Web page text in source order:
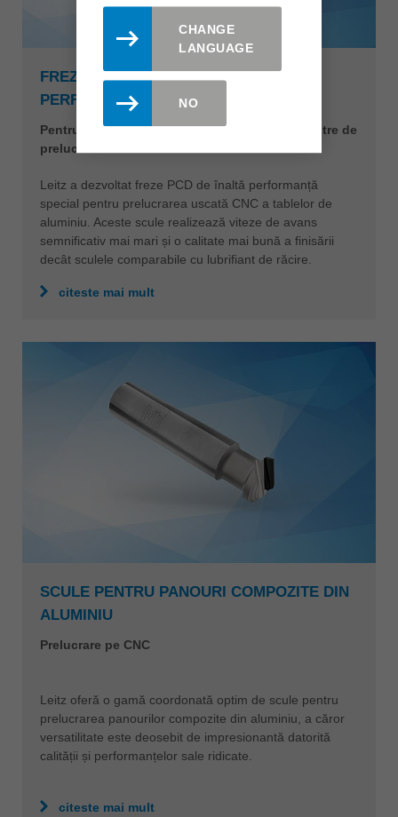
FREZE CU COADA PCD DE INALTA
PERFORMANTA
Pentru prelucrarea uscată a aluminiului pe centre de
prelucrare CNC
Leitz a dezvoltat freze PCD de înaltă performanță
special pentru prelucrarea uscată CNC a tablelor de
aluminiu. Aceste scule realizează viteze de avans
semnificativ mai mari și o calitate mai bună a finisării
decât sculele comparabile cu lubrifiant de răcire.
citeste mai mult
SCULE PENTRU PANOURI COMPOZITE DIN
ALUMINIU
Prelucrare pe CNC
Leitz oferă o gamă coordonată optim de scule pentru
prelucrarea panourilor compozite din aluminiu, a căror
versatilitate este deosebit de impresionantă datorită
calității și performanțelor sale ridicate.
citeste mai mult
CHANGE
LANGUAGE
NO